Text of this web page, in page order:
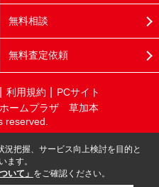
無料相談
無料査定依頼
利用規約
PCサイト
ームプラザ 草加本
reserved.
把握、サービス向上検討を目的と
ます。
いて」 をご確認ください。